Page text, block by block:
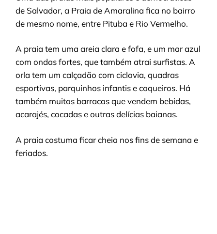
de Salvador, a Praia de Amaralina fica no bairro
de mesmo nome, entre Pituba e Rio Vermelho.
A praia tem uma areia clara e fofa, e um mar azul
com ondas fortes, que também atrai surfistas. A
orla tem um calçadão com ciclovia, quadras
esportivas, parquinhos infantis e coqueiros. Há
também muitas barracas que vendem bebidas,
acarajés, cocadas e outras delícias baianas.
A praia costuma ficar cheia nos fins de semana e
feriados.